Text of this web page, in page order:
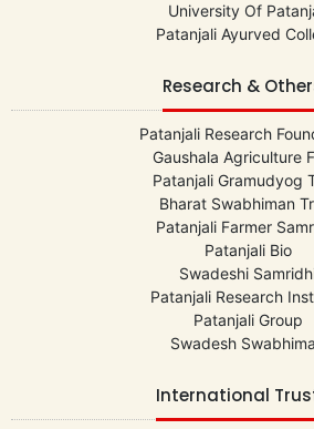
University Of
Patanjali Ayurved
Research &
Patanjali Research
Gaushala Agriculture
Patanjali Gramudyog
Bharat Swabhiman
Patanjali Farmer
Patanjali Bio
Swadeshi
Patanjali Research
Patanjali Group
Swadesh
International